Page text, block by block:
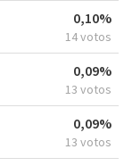
0,10%
14 votos
0,09%
13 votos
0,09%
13 votos